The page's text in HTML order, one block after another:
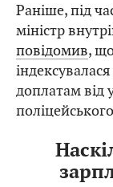
Раніше, під
міністр
повідомив,
доплатам від